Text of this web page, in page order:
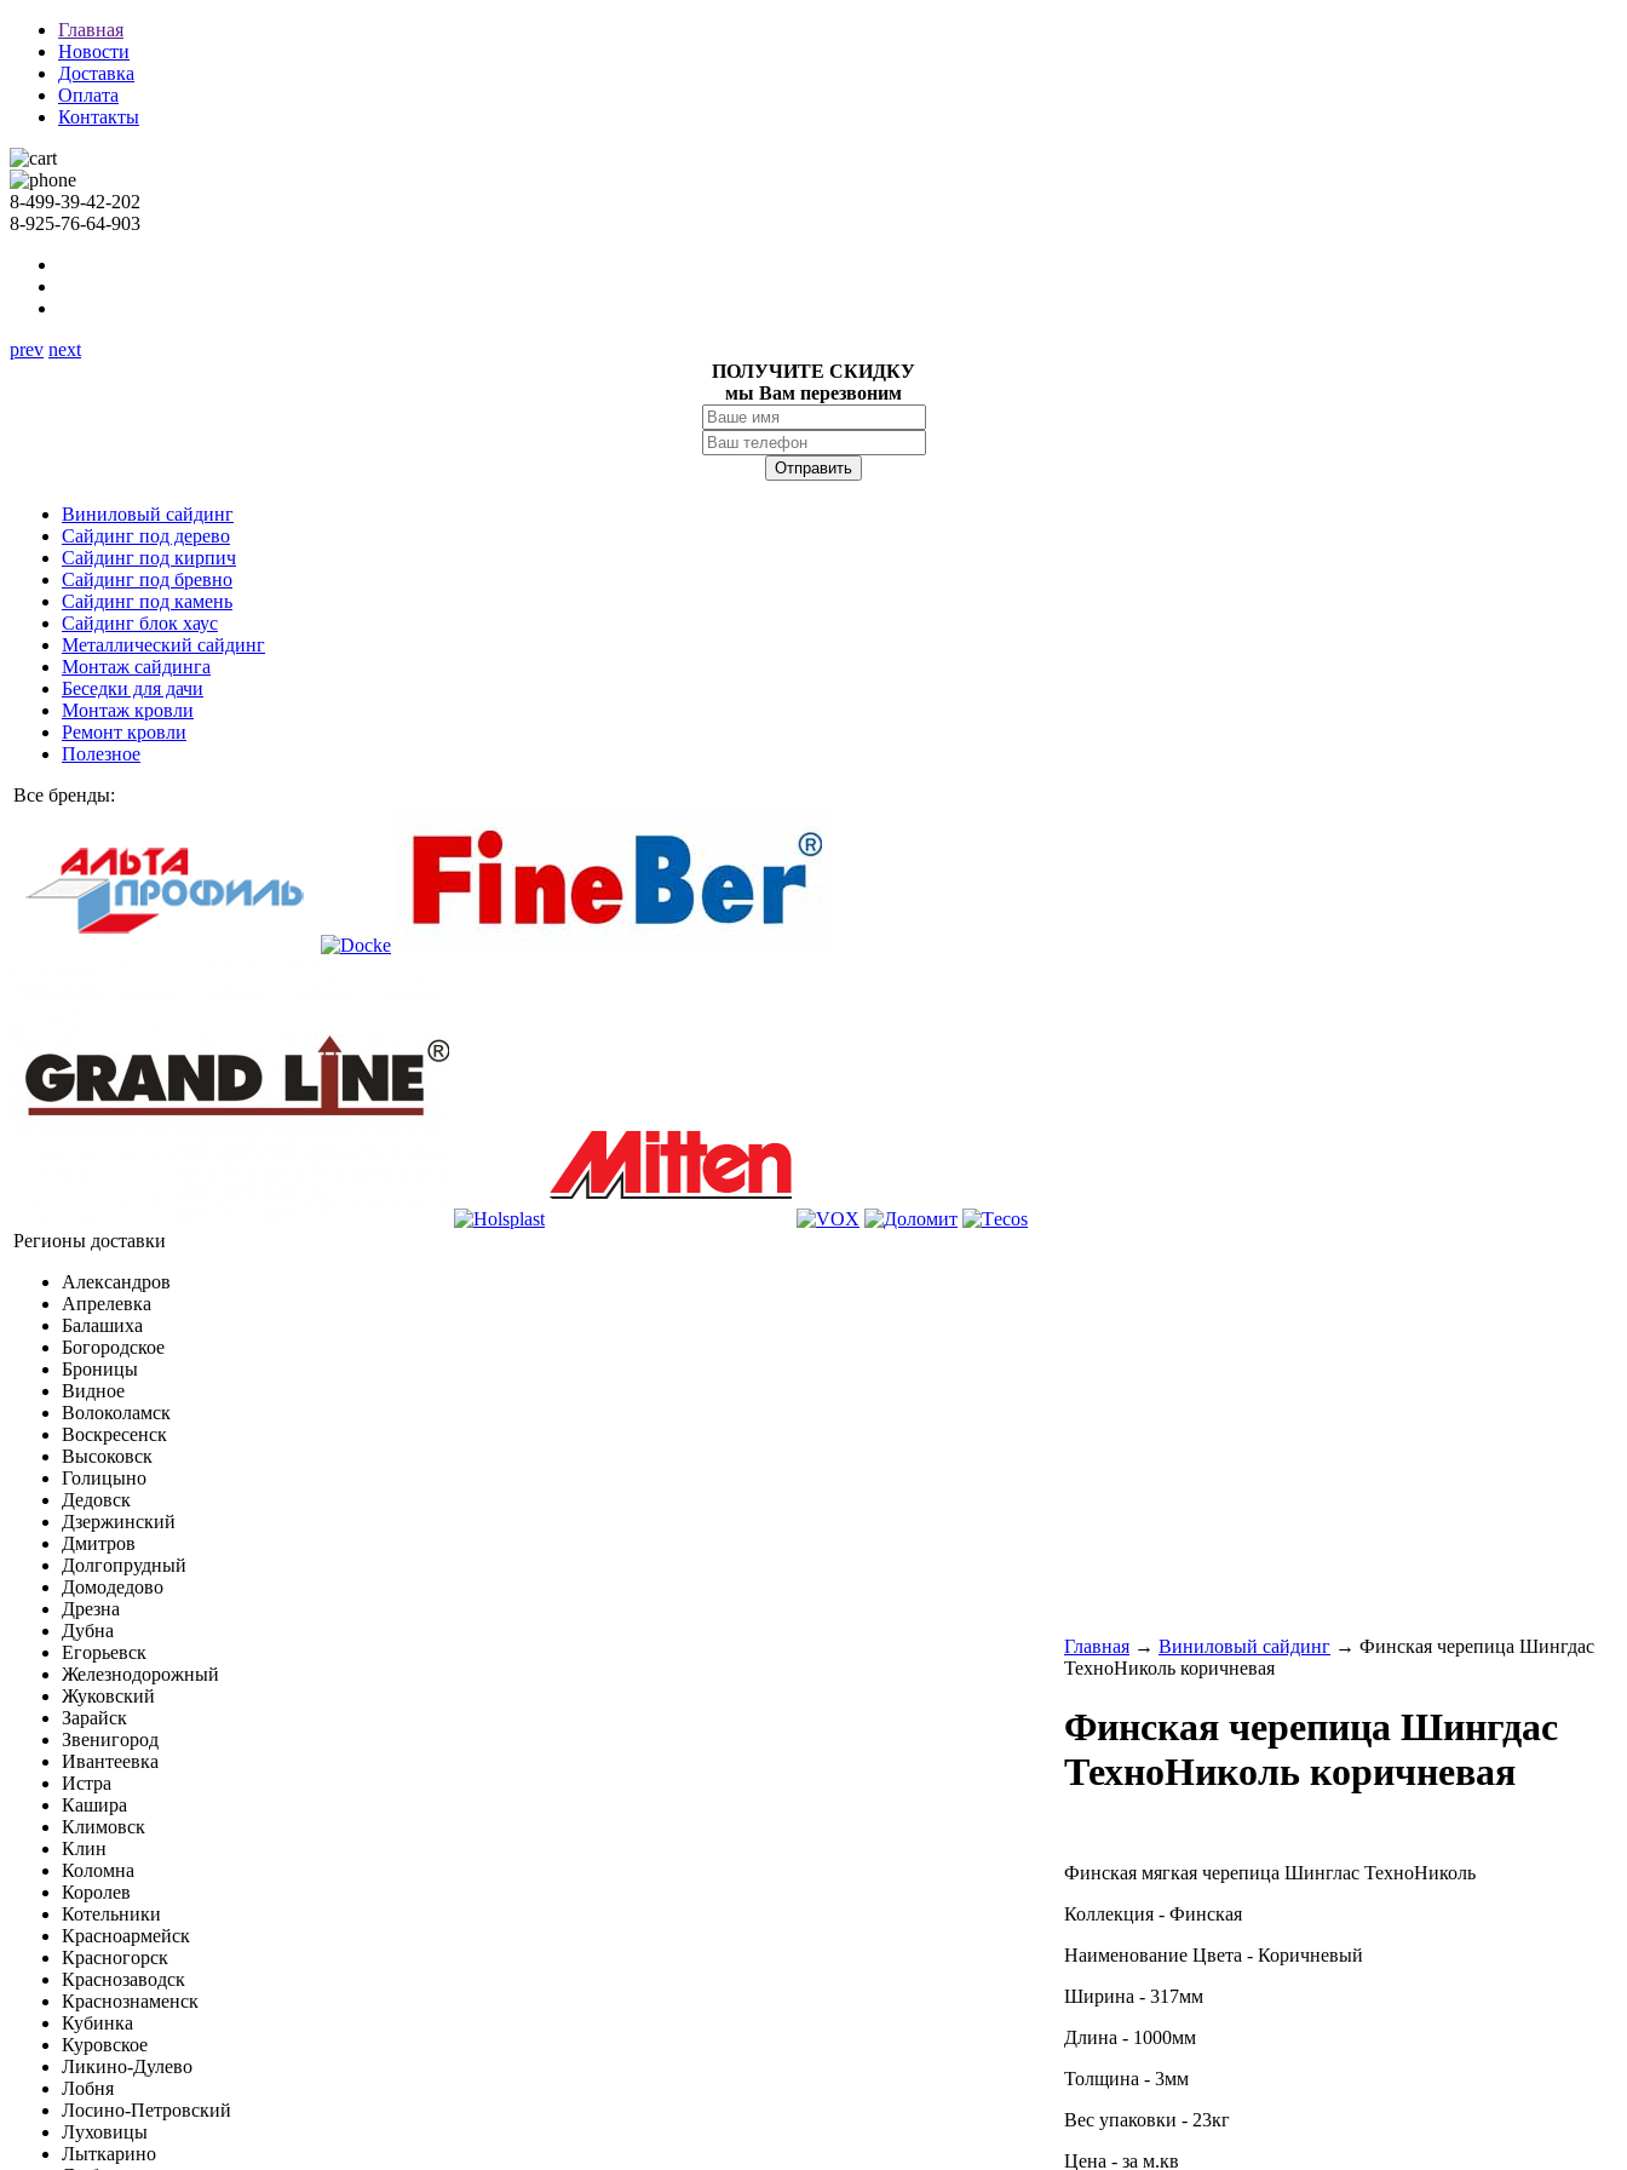
Главная
Новости
Доставка
Оплата
Контакты
8-499-39-42-202
8-925-76-64-903
prev next
ПОЛУЧИТЕ СКИДКУ
мы Вам перезвоним
Виниловый сайдинг
Сайдинг под дерево
Сайдинг под кирпич
Сайдинг под бревно
Сайдинг под камень
Cайдинг блок хаус
Металлический сайдинг
Монтаж сайдинга
Беседки для дачи
Монтаж кровли
Ремонт кровли
Полезное
Все бренды:
Регионы доставки
Александров
Апрелевка
Балашиха
Богородское
Броницы
Видное
Волоколамск
Воскресенск
Высоковск
Голицыно
Дедовск
Дзержинский
Дмитров
Долгопрудный
Домодедово
Дрезна
Дубна
Егорьевск
Железнодорожный
Жуковский
Зарайск
Звенигород
Ивантеевка
Истра
Кашира
Климовск
Клин
Коломна
Королев
Котельники
Красноармейск
Красногорск
Краснозаводск
Краснознаменск
Кубинка
Куровское
Ликино-Дулево
Лобня
Лосино-Петровский
Луховицы
Лыткарино
Главная → Виниловый сайдинг → Финская черепица Шингдас
ТехноНиколь коричневая
Финская черепица Шингдас
ТехноНиколь коричневая
Финская мягкая черепица Шинглас ТехноНиколь
Коллекция - Финская
Наименование Цвета - Коричневый
Ширина - 317мм
Длина - 1000мм
Толщина - 3мм
Вес упаковки - 23кг
Цена - за м.кв